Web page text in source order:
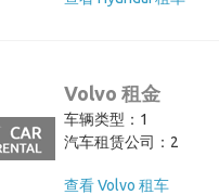
Volvo 租金
车辆类型：1
汽车租赁公司：2
查看 Volvo 租车